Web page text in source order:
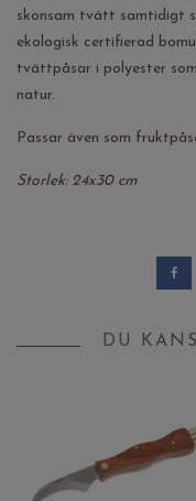
skonsam tvätt samtidigt
ekologisk certifierad
tvättpåsar i polyester
natur.
Passar även som
Storlek: 24x30 cm
DU